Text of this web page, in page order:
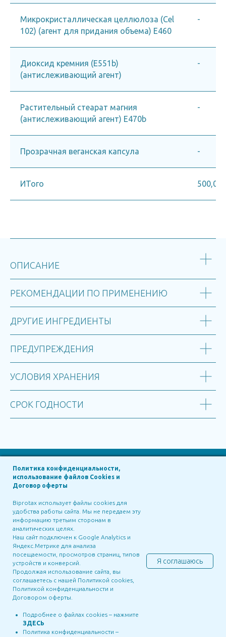
Микрокристаллическая целлюлоза (Cel
102) (агент для придания объема) E460
-
Диоксид кремния (E551b)
(антислеживающий агент)
-
Растительный стеарат магния
(антислеживающий агент) E470b
-
Прозрачная веганская капсула -
ИТого 500,00
ОПИСАНИЕ
РЕКОМЕНДАЦИИ ПО ПРИМЕНЕНИЮ
ДРУГИЕ ИНГРЕДИЕНТЫ
ПРЕДУПРЕЖДЕНИЯ
УСЛОВИЯ ХРАНЕНИЯ
СРОК ГОДНОСТИ
Biprotax, LLC
BIPROTAX GROUP ©2025
Siberian Technologies
in Georgia
Biprotax Georgia
Политика конфиденциальности,
использование файлов Cookies и
Договор оферты
Biprotax использует файлы cookies для
удобства работы сайта. Мы не передаем эту
информацию третьим сторонам в
аналитических целях.
Наш сайт подключен к Google Analytics и
Яндекс.Метрике для анализа
посещаемости, просмотров страниц, типов
устройств и конверсий.
Продолжая использование сайта, вы
соглашаетесь с нашей Политикой cookies,
Политикой конфиденциальности и
Договором оферты.
Подробнее о файлах cookies – нажмите
ЗДЕСЬ
Политика конфиденциальности –
Я соглашаюсь